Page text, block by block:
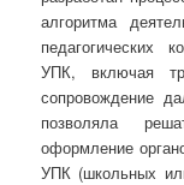
алгоритма
педагогических
УПК, включая
сопровождение
позволяла
оформление
УПК (школьных